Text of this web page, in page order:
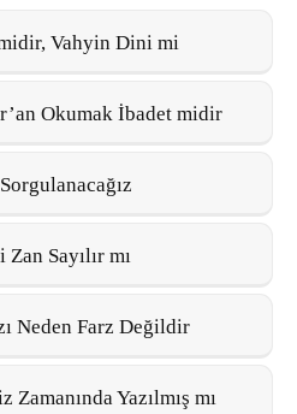
Vahyin Dini mi
Okumak İbadet midir
Sayılır mı
Neden Farz Değildir
Yazılmış mı